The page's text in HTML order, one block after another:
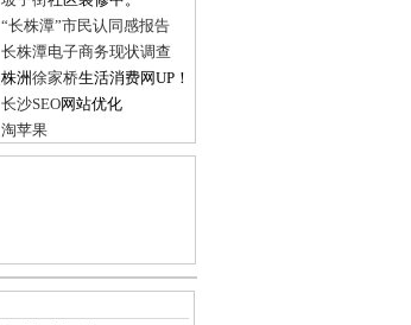
“长株潭”市民认同感报告
长株潭电子商务现状调查
株洲徐家桥生活消费网UP！
长沙SEO网站优化
淘苹果